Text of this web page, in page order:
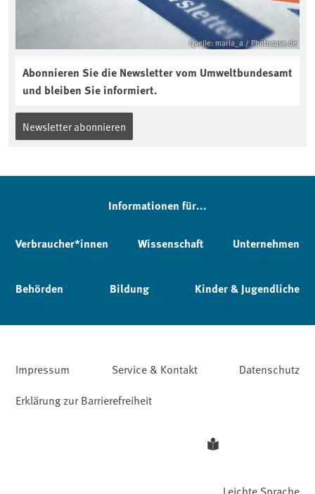
Quelle: maria_a / Photocase.de
Abonnieren Sie die Newsletter vom Umweltbundesamt
und bleiben Sie informiert.
Newsletter abonnieren
Informationen für...
Verbraucher*innen Wissenschaft Unternehmen
Behörden Bildung Kinder & Jugendliche
Impressum Service & Kontakt
Datenschutz
Erklärung zur Barrierefreiheit
Leichte Sprache